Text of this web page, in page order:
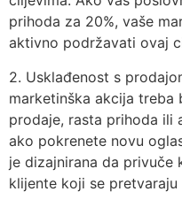
prihoda za 20%, vaše
aktivno podržavati ovaj
2. Usklađenost s
marketinška akcija treba
prodaje, rasta prihoda ili
ako pokrenete novu
je dizajnirana da privuče
klijente koji se pretvaraju